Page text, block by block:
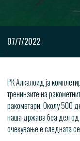
07/7/2022
-->
РК Алкалоид ја
тренинзите на
ракометари. Околу 500
наша држава беа дел од
очекување е следната